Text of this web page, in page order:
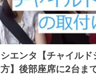
シエンタ【チャイルド
方】後部座席に2台ま